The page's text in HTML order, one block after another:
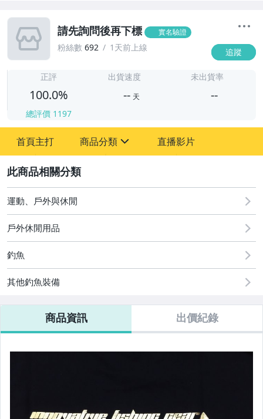
請先詢問後再下標 實名驗證
粉絲數 692 1天前上線 追蹤
正評
100.0%
總評價 1197
出貨速度
-- 天
未出貨率
--
首頁主打 商品分類
運動、戶外與休閒
直播影片
運動、戶外與休閒
戶外休閒用品
釣魚
其他釣魚裝備
商品資訊 出價紀錄